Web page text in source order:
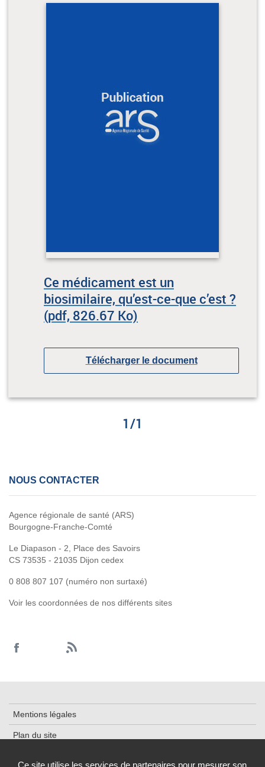
Ce site utilise les services de partenaires pour mesurer son
Ce médicament est un
biosimilaire, qu’est-ce-que c’est ?
(pdf, 826.67 Ko)
Télécharger le document
1/1
NOUS CONTACTER
Agence régionale de santé (ARS)
Bourgogne-Franche-Comté
Le Diapason - 2, Place des Savoirs
CS 73535 - 21035 Dijon cedex
0 808 807 107 (numéro non surtaxé)
Voir les coordonnées de nos différents sites
Mentions légales
Plan du site